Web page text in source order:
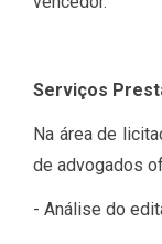
Serviços
Na área de
de advogados
- Análise do